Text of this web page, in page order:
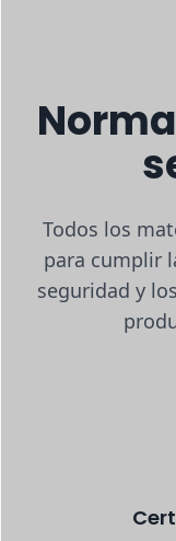
Todos los
para cumplir
seguridad y